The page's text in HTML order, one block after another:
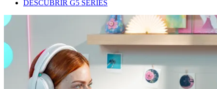
DESCUBRIR G5 SERIES